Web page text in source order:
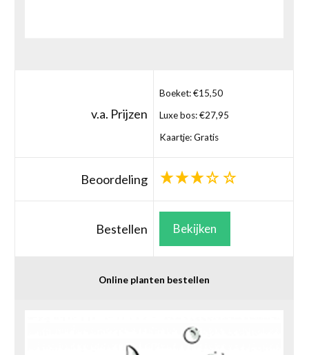
v.a. Prijzen
Boeket: €15,50
Luxe bos: €27,95
Kaartje: Gratis
Beoordeling
Bestellen Bekijken
Online planten bestellen